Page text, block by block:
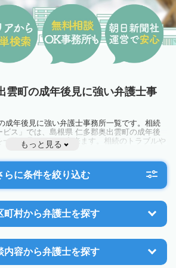
雲町の成年後見に強い弁護士事
成年後見に強い弁護士事務所一覧です。相続
ス」では、島根県 仁多郡奥出雲町の成年後
一覧で見ることが出来ます。相続のトラブルや
一度近隣の弁護士に相談してみましょう。
もっと見る
らに条件を絞り込む
町村から弁護士を探す
内容から弁護士を探す